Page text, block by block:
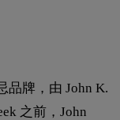
品牌，由 John K.
之前，John